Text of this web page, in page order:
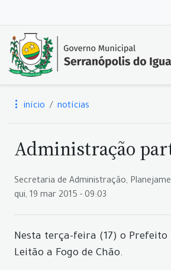
início notícias
Administração
Secretaria de Administração,
qui, 19 mar 2015 - 09:03
Nesta terça-feira (17) o
Leitão a Fogo de Chão.